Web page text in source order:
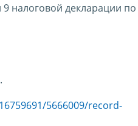
налоговой декларации по
5666009/record-